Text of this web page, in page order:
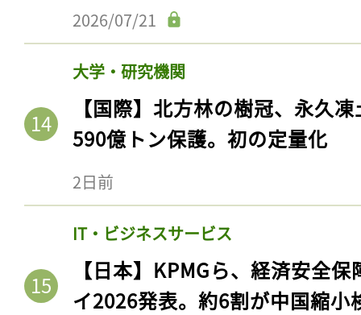
2026/07/21
大学・研究機関
【国際】北方林の樹冠、永久
590億トン保護。初の定量化
2日前
IT・ビジネスサービス
【日本】KPMGら、経済安全
イ2026発表。約6割が中国縮小